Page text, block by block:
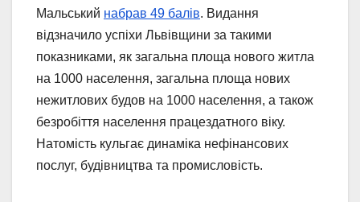
Мальський набрав 49 балів. Видання
відзначило успіхи Львівщини за такими
показниками, як загальна площа нового житла
на 1000 населення, загальна площа нових
нежитлових будов на 1000 населення, а також
безробіття населення працездатного віку.
Натомість кульгає динаміка нефінансових
послуг, будівництва та промисловість.